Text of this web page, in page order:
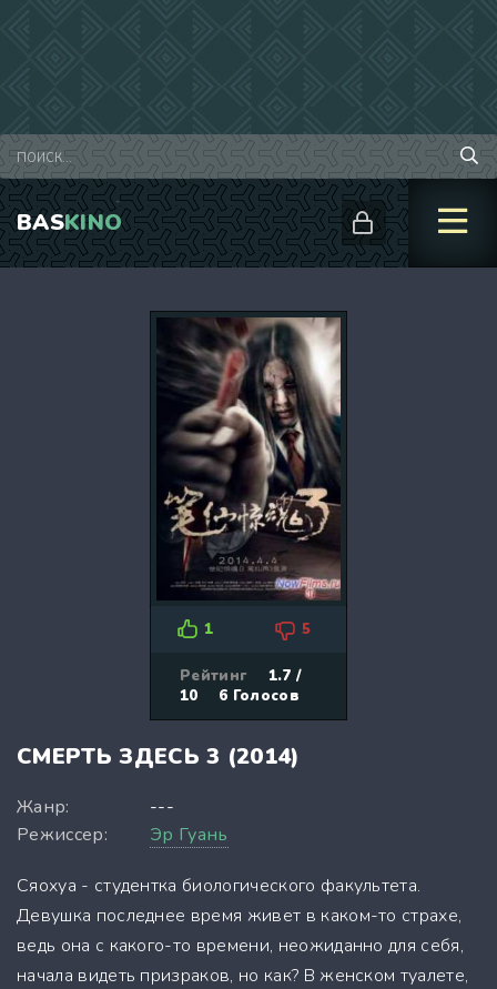
BASKINO
1 5
Рейтинг
1.7 /
10
6 Голосов
СМЕРТЬ ЗДЕСЬ 3 (2014)
Жанр:
---
Режиссер:
Эр Гуань
Сяохуа - студентка биологического факультета.
Девушка последнее время живет в каком-то страхе,
ведь она с какого-то времени, неожиданно для себя,
начала видеть призраков, но как? В женском туалете,